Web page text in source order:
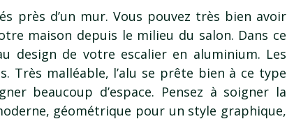
près d’un mur. Vous pouvez très bien avoir
maison depuis le milieu du salon. Dans ce
de votre escalier en aluminium. Les
Très malléable, l’alu se prête bien à ce type
beaucoup d’espace. Pensez à soigner la
géométrique pour un style graphique,